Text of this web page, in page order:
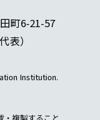
町6-21-57
表）
Institution.